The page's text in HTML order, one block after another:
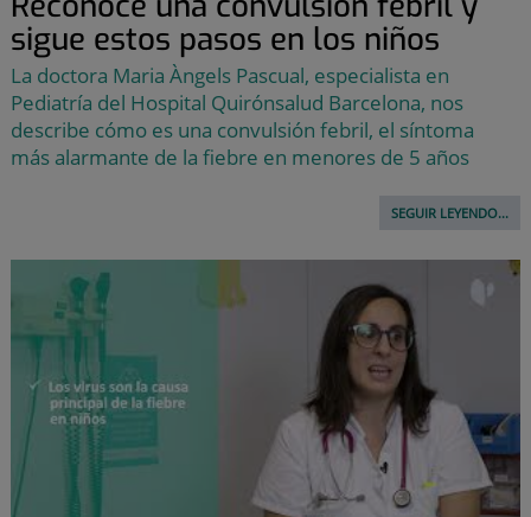
sigue estos pasos en los niños
La doctora Maria Àngels Pascual, especialista en
Pediatría del Hospital Quirónsalud Barcelona, nos
describe cómo es una convulsión febril, el síntoma
más alarmante de la fiebre en menores de 5 años
SEGUIR LEYENDO...